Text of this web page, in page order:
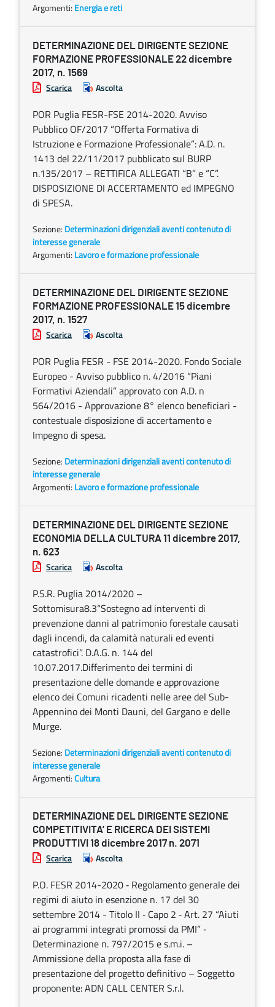
Argomenti: Energia e reti
DETERMINAZIONE DEL DIRIGENTE SEZIONE
FORMAZIONE PROFESSIONALE 22 dicembre
2017, n. 1569
Scarica Ascolta
POR Puglia FESR-FSE 2014-2020. Avviso
Pubblico OF/2017 “Offerta Formativa di
Istruzione e Formazione Professionale”: A.D. n.
1413 del 22/11/2017 pubblicato sul BURP
n.135/2017 – RETTIFICA ALLEGATI “B” e “C”.
DISPOSIZIONE DI ACCERTAMENTO ed IMPEGNO
di SPESA.
Sezione: Determinazioni dirigenziali aventi contenuto di
interesse generale
Argomenti: Lavoro e formazione professionale
DETERMINAZIONE DEL DIRIGENTE SEZIONE
FORMAZIONE PROFESSIONALE 15 dicembre
2017, n. 1527
Scarica Ascolta
POR Puglia FESR - FSE 2014-2020. Fondo Sociale
Europeo - Avviso pubblico n. 4/2016 “Piani
Formativi Aziendali” approvato con A.D. n
564/2016 - Approvazione 8° elenco beneficiari -
contestuale disposizione di accertamento e
Impegno di spesa.
Sezione: Determinazioni dirigenziali aventi contenuto di
interesse generale
Argomenti: Lavoro e formazione professionale
DETERMINAZIONE DEL DIRIGENTE SEZIONE
ECONOMIA DELLA CULTURA 11 dicembre 2017,
n. 623
Scarica Ascolta
P.S.R. Puglia 2014/2020 –
Sottomisura8.3“Sostegno ad interventi di
prevenzione danni al patrimonio forestale causati
dagli incendi, da calamità naturali ed eventi
catastrofici”. D.A.G. n. 144 del
10.07.2017.Differimento dei termini di
presentazione delle domande e approvazione
elenco dei Comuni ricadenti nelle aree del Sub-
Appennino dei Monti Dauni, del Gargano e delle
Murge.
Sezione: Determinazioni dirigenziali aventi contenuto di
interesse generale
Argomenti:Cultura
DETERMINAZIONE DEL DIRIGENTE SEZIONE
COMPETITIVITA’ E RICERCA DEI SISTEMI
PRODUTTIVI 18 dicembre 2017 n. 2071
Scarica Ascolta
P.O. FESR 2014-2020 ‐ Regolamento generale dei
regimi di aiuto in esenzione n. 17 del 30
settembre 2014 - Titolo II ‐ Capo 2 ‐ Art. 27 “Aiuti
ai programmi integrati promossi da PMI” ‐
Determinazione n. 797/2015 e s.m.i. –
Ammissione della proposta alla fase di
presentazione del progetto definitivo – Soggetto
proponente: ADN CALL CENTER S.r.l.